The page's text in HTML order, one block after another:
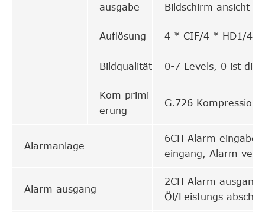
ausgabe
Bildschirm ansicht
Auflösung 4 * CIF/4 * HD1/4 *
Bildqualität 0-7 Levels, 0 ist die
Kom primi
erung
G.726
Alarmanlage
6CH Alarm eingabe,
eingang, Alarm
Alarm ausgang
2CH Alarm
Öl/Leistungs